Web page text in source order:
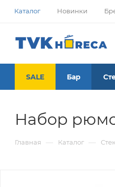
Каталог Новинки
SALE Бар
Набор
Главная — Каталог —